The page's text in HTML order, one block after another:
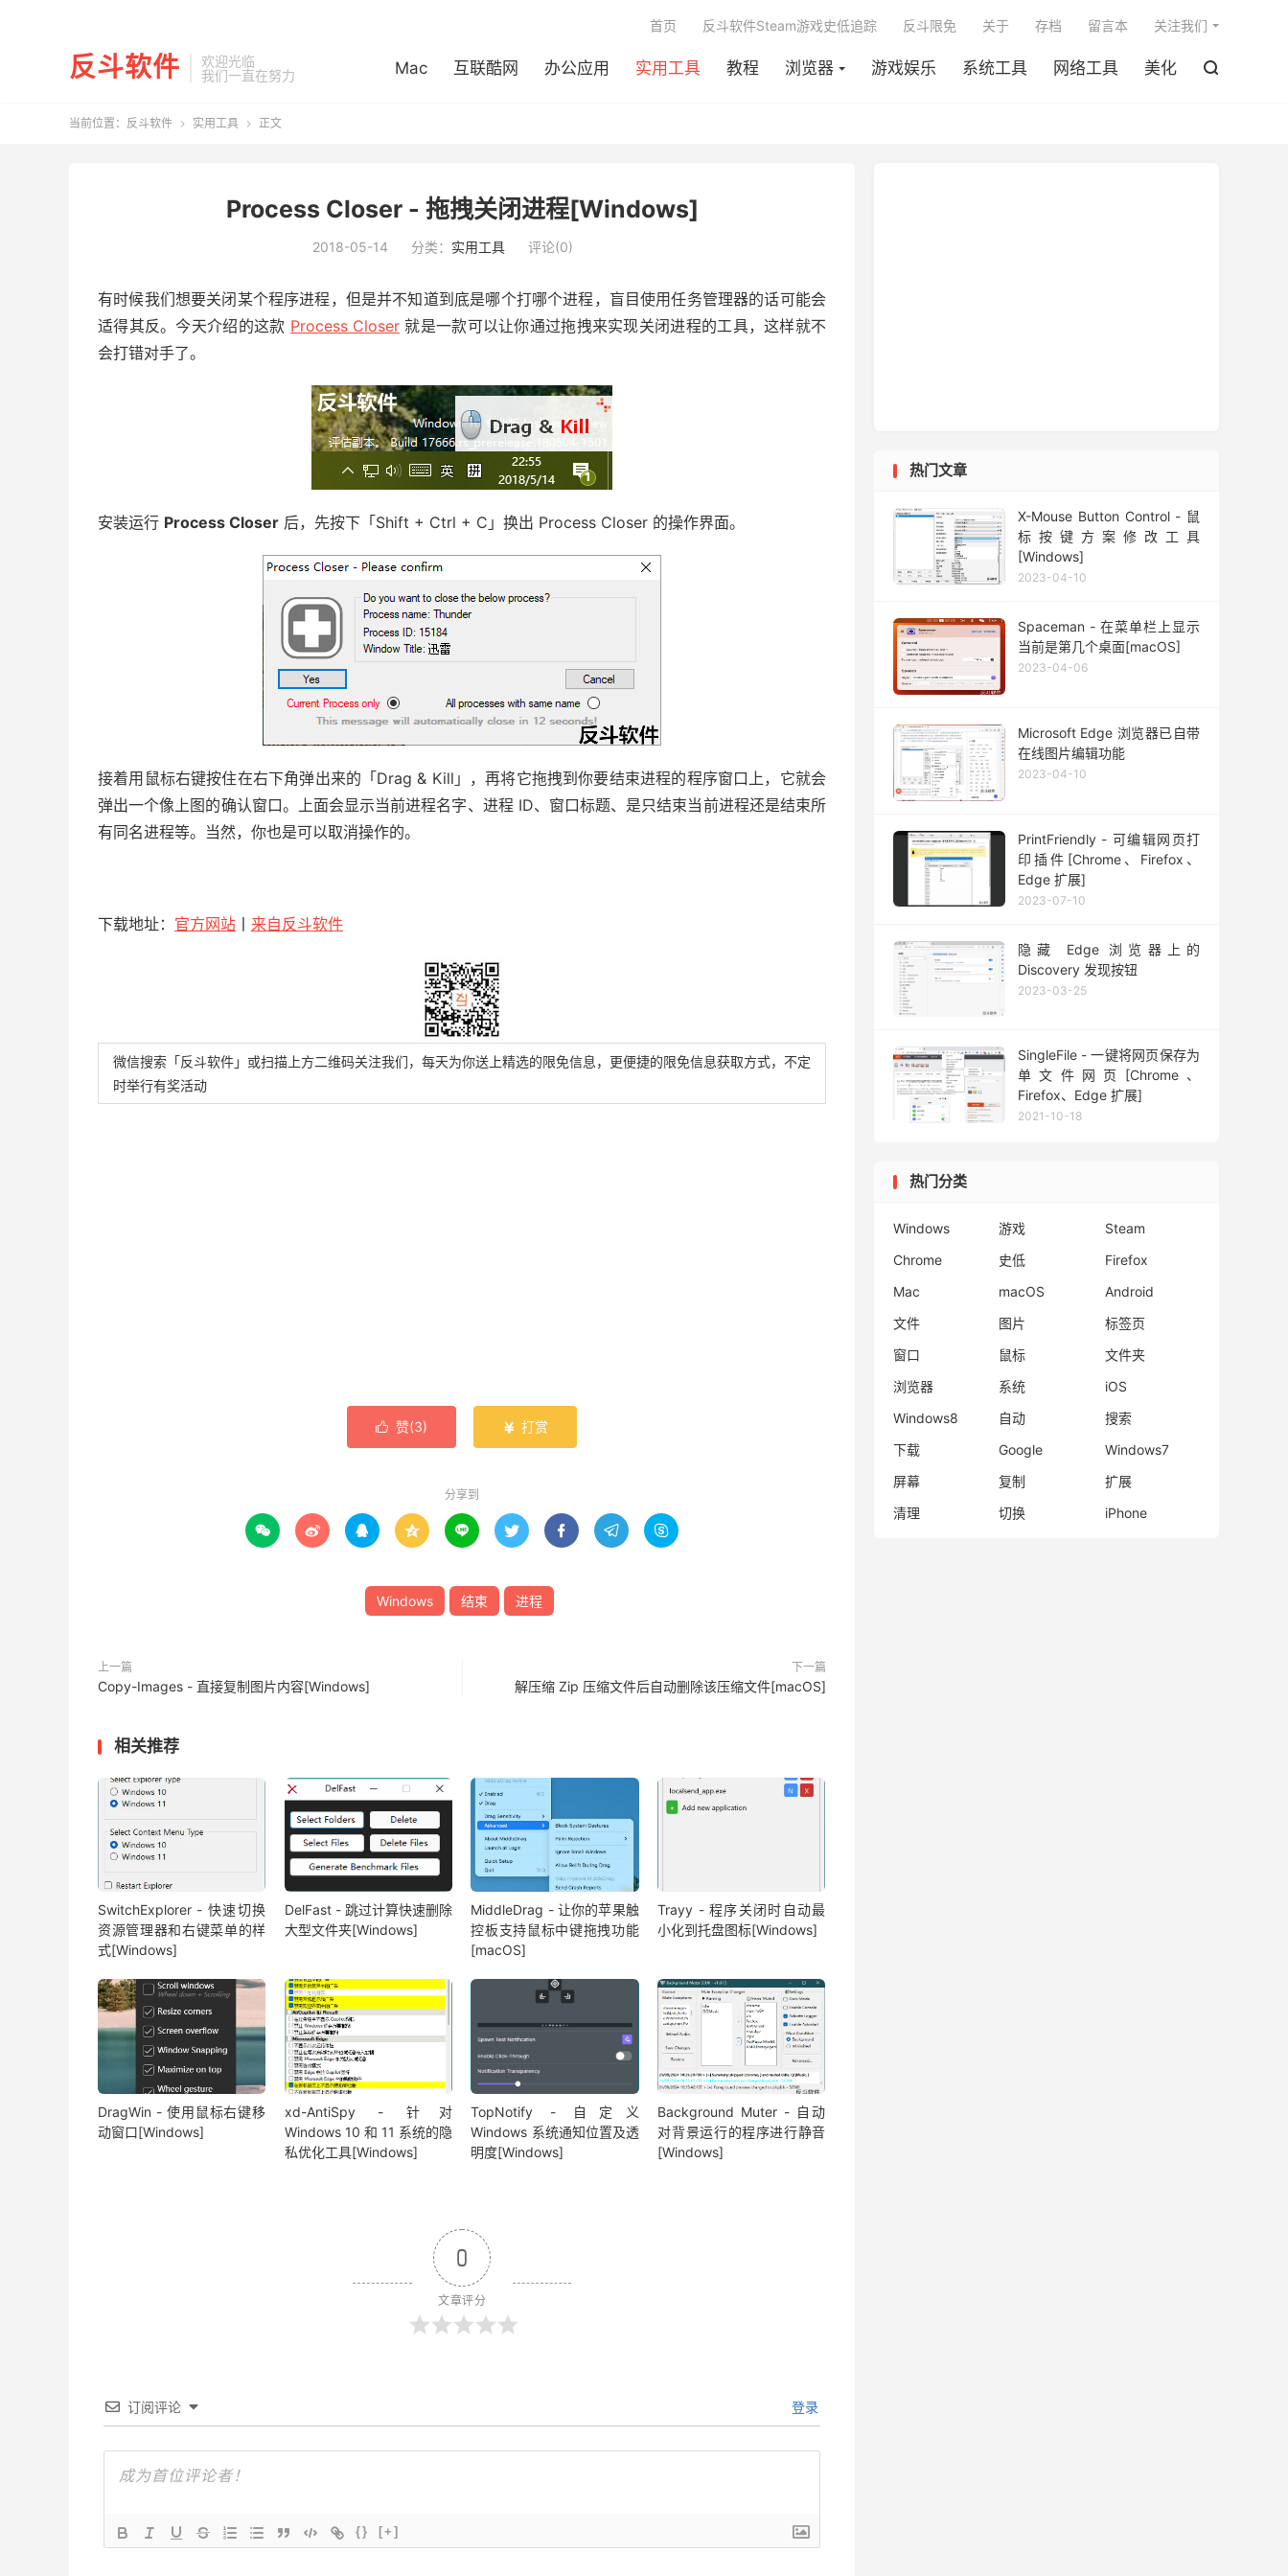
反斗软件
欢迎光临
我们一直在努力
Mac 互联酷网 办公应用 实用工具 教程 浏览器 游戏娱乐 系统工具 网络工具 美化 
首页 反斗软件Steam游戏史低追踪 反斗限免 关于 存档 留言本 关注我们
当前位置： 反斗软件  实用工具  正文
Process Closer - 拖拽关闭进程[Windows]
2018-05-14 分类： 实用工具 评论(0)
有时候我们想要关闭某个程序进程，但是并不知道到底是哪个打哪个进程，盲目使用任务管理器的话可能会
适得其反。今天介绍的这款 Process Closer 就是一款可以让你通过拖拽来实现关闭进程的工具，这样就不
会打错对手了。
安装运行 Process Closer 后，先按下「Shift + Ctrl + C」换出 Process Closer 的操作界面。
接着用鼠标右键按住在右下角弹出来的「Drag & Kill」，再将它拖拽到你要结束进程的程序窗口上，它就会
弹出一个像上图的确认窗口。上面会显示当前进程名字、进程 ID、窗口标题、是只结束当前进程还是结束所
有同名进程等。当然，你也是可以取消操作的。
下载地址： 官方网站 来自反斗软件
微信搜索「反斗软件」或扫描上方二维码关注我们，每天为你送上精选的限免信息，更便捷的限免信息获取方式，不定
时举行有奖活动
 赞(3)  打赏
分享到
        
Windows 结束 进程
上一篇
Copy-Images - 直接复制图片内容[Windows]
下一篇
解压缩 Zip 压缩文件后自动删除该压缩文件[macOS]
相关推荐
SwitchExplorer - 快速切换
资源管理器和右键菜单的样
式[Windows]
DelFast - 跳过计算快速删除
大型文件夹[Windows]
MiddleDrag - 让你的苹果触
控板支持鼠标中键拖拽功能
[macOS]
Trayy - 程序关闭时自动最
小化到托盘图标[Windows]
DragWin - 使用鼠标右键移
动窗口[Windows]
xd-AntiSpy - 针对
Windows 10 和 11 系统的隐
私优化工具[Windows]
TopNotify - 自定义
Windows 系统通知位置及透
明度[Windows]
Background Muter - 自动
对背景运行的程序进行静音
[Windows]
0
文章评分
订阅评论 登录
{} [+]
热门文章
X-Mouse Button Control - 鼠
标按键方案修改工具
[Windows]
2023-04-10
Spaceman - 在菜单栏上显示
当前是第几个桌面[macOS]
2023-04-06
Microsoft Edge 浏览器已自带
在线图片编辑功能
2023-04-10
PrintFriendly - 可编辑网页打
印插件[Chrome、Firefox、
Edge 扩展]
2023-07-10
隐藏 Edge 浏览器上的
Discovery 发现按钮
2023-03-25
SingleFile - 一键将网页保存为
单文件网页[Chrome、
Firefox、Edge 扩展]
2021-10-18
热门分类
Windows 游戏
Steam
Chrome
史低
Firefox
Mac
macOS
Android
文件
图片
标签页
窗口
鼠标
文件夹
浏览器
系统
iOS
Windows8
自动
搜索
下载
Google
Windows7
屏幕
复制
扩展
清理
切换 iPhone